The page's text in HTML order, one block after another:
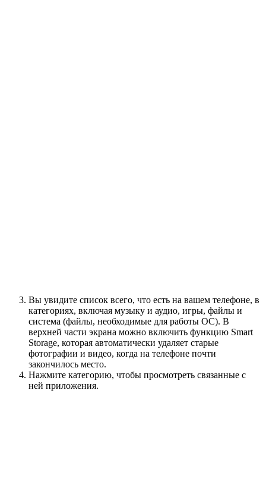
Вы увидите список всего, что есть на вашем телефоне, в
категориях, включая музыку и аудио, игры, файлы и
система (файлы, необходимые для работы ОС). В
верхней части экрана можно включить функцию Smart
Storage, которая автоматически удаляет старые
фотографии и видео, когда на телефоне почти
закончилось место.
Нажмите категорию, чтобы просмотреть связанные с
ней приложения.